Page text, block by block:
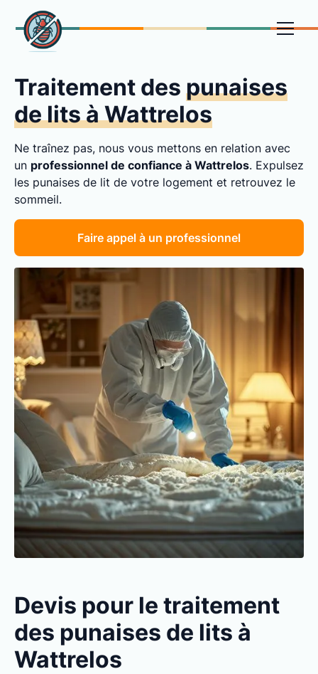
Traitement des punaises
de lits à Wattrelos
Ne traînez pas, nous vous mettons en relation avec
un professionnel de confiance à Wattrelos. Expulsez
les punaises de lit de votre logement et retrouvez le
sommeil.
Faire appel à un professionnel
Devis pour le traitement
des punaises de lits à
Wattrelos